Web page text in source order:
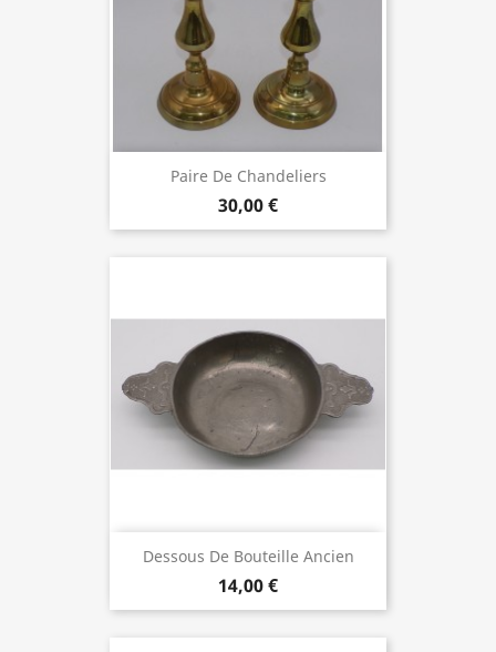
Paire De Chandeliers
30,00 €
Dessous De Bouteille Ancien
14,00 €